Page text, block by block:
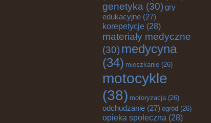
genetyka (30) gry
edukacyjne (27)
korepetycje (28)
materiały medyczne
(30) medycyna
(34) mieszkanie (26)
motocykle
(38) motoryzacja(26)
odchudzanie (27) ogród (26)
opieka społeczna (28)